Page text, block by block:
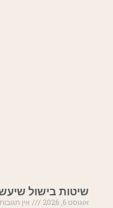
שיטות בישול
אוגוסט 6, 2026
אין תגובות